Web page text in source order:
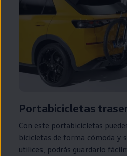
Portabicicletas
Con este portabicicletas
bicicletas de forma cómoda y
utilices, podrás guardarlo